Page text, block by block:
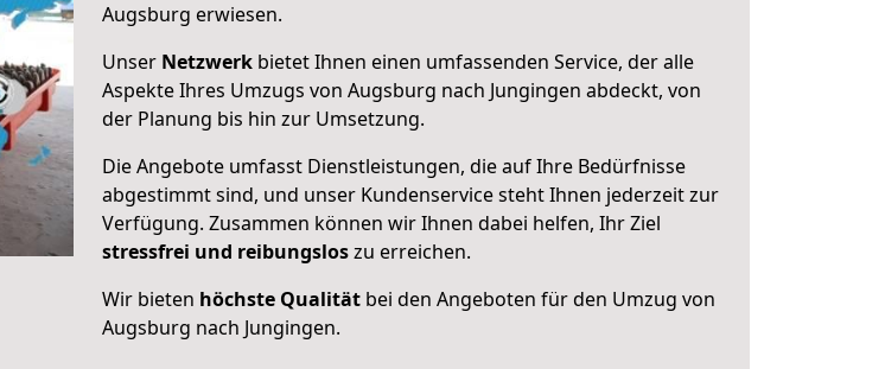
Augsburg erwiesen.
Unser Netzwerk bietet Ihnen einen umfassenden Service, der alle
Aspekte Ihres Umzugs von Augsburg nach Jungingen abdeckt, von
der Planung bis hin zur Umsetzung.
Die Angebote umfasst Dienstleistungen, die auf Ihre Bedürfnisse
abgestimmt sind, und unser Kundenservice steht Ihnen jederzeit zur
Verfügung. Zusammen können wir Ihnen dabei helfen, Ihr Ziel
stressfrei und reibungsloszu erreichen.
Wir bieten höchste Qualität bei den Angeboten für den Umzug von
Augsburg nach Jungingen.